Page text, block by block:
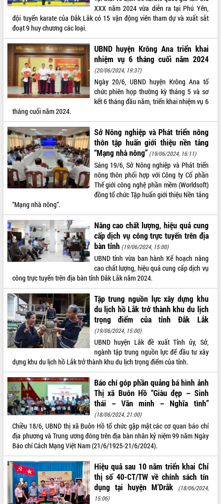
VIDEO
Không có file video nào để phát.
ALBUM ẢNH
LIÊN KẾT WEB
THỐNG KÊ TRUY CẬP
Hôm nay: 22830
Tất cả: 66035570
XXX năm 2024 vừa diễn ra tại Phú Yên,
đội tuyển karate của Đắk Lắk có 15 vận động viên tham dự và xuất sắt
đoạt 9 huy chương các loại.
UBND huyện Krông Ana triển khai
nhiệm vụ 6 tháng cuối năm 2024
(20/06/2024, 19:37)
Ngày 20/6, UBND huyện Krông Ana tổ
chức phiên họp thường kỳ tháng 5 và sơ
kết 6 tháng đầu năm, triển khai nhiệm vụ 6
tháng cuối năm 2024.
Sở Nông nghiệp và Phát triển nông
thôn tập huấn giới thiệu nền tảng
“Mạng nhà nông” (19/06/2024, 16:11)
Sáng 19/6, Sở Nông nghiệp và Phát triển
nông thôn phối hợp với Công ty Cổ phần
Thế giới công nghệ phần mềm (Worldsoft)
đồng tổ chức Tập huấn giới thiệu Nền tảng
“Mạng nhà nông”.
Nâng cao chất lượng, hiệu quả cung
cấp dịch vụ công trực tuyến trên địa
bàn tỉnh (19/06/2024, 15:00)
UBND tỉnh vừa ban hành Kế hoạch nâng
cao chất lượng, hiệu quả cung cấp dịch vụ
công trực tuyến trên địa bàn tỉnh Đắk Lắk năm 2024.
Tập trung nguồn lực xây dựng khu
du lịch hồ Lắk trở thành khu du lịch
trọng điểm của tỉnh Đắk Lắk
(19/06/2024, 15:00)
UBND huyện Lắk đề xuất Tỉnh ủy, Sở,
ngành tập trung nguồn lực để đầu tư xây
dựng khu du lịch hồ Lắk trở thành khu du lịch trọng điểm của tỉnh.
Báo chí góp phần quảng bá hình ảnh
Thị xã Buôn Hồ “Giàu đẹp – Sinh
thái – Văn minh – Nghĩa tình”
(18/06/2024, 21:00)
Chiều 18/6, UBND thị xã Buôn Hồ tổ chức gặp mặt các cơ quan báo chí
địa phương và Trung ương đóng trên địa bàn nhân kỷ niệm 99 năm Ngày
Báo chí Cách Mạng Việt Nam (21/6/1925-21/6/2024).
Hiệu quả sau 10 năm triển khai Chỉ
thị số 40-CT/TW về chính sách tín
dụng tại huyện M’Drắk
(18/06/2024,
15:06)